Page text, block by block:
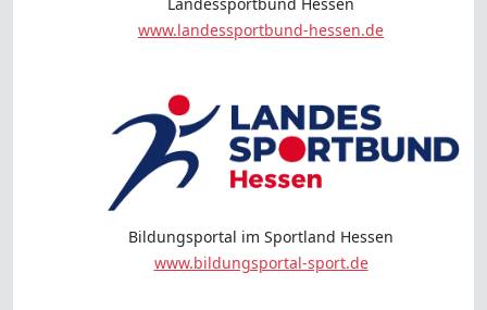
www.landessportbund-hessen.de
Bildungsportal im Sportland Hessen
www.bildungsportal-sport.de